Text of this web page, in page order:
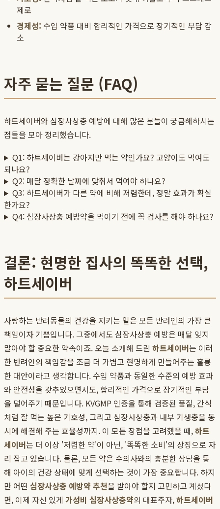
제로
경제성: 수입 약품 대비 합리적인 가격으로 장기적인 부담 감
소
자주 묻는 질문 (FAQ)
하트세이버와 심장사상충 예방에 대해 많은 분들이 궁금해하시는
점들을 모아 정리했습니다.
Q1: 하트세이버는 강아지만 먹는 약인가요? 고양이도 먹여도
되나요?
Q2: 매달 정확한 날짜에 맞춰서 먹여야 하나요?
Q3: 하트세이버가 다른 약에 비해 저렴한데, 정말 효과가 확실
한가요?
Q4: 심장사상충 예방약을 먹이기 전에 꼭 검사를 해야 하나요?
결론: 현명한 집사의 똑똑한 선택,
하트세이버
사랑하는 반려동물의 건강을 지키는 일은 모든 반려인의 가장 큰
책임이자 기쁨입니다. 그중에서도 심장사상충 예방은 매달 잊지
말아야 할 중요한 약속이죠. 오늘 소개해 드린 하트세이버는 이러
한 반려인의 책임감을 조금 더 가볍고 현명하게 만들어주는 훌륭
한 대안이라고 생각합니다. 수입 약품과 동일한 수준의 예방 효과
와 안전성을 갖추었으면서도, 합리적인 가격으로 장기적인 부담
을 덜어주기 때문입니다. KVGMP 인증을 통해 검증된 품질, 간식
처럼 잘 먹는 높은 기호성, 그리고 심장사상충과 내부 기생충을 동
시에 해결해 주는 효율성까지. 이 모든 장점을 고려했을 때,하트
세이버는 더 이상 '저렴한 약'이 아닌, '똑똑한 소비'의 상징으로 자
리 잡고 있습니다. 물론, 모든 약은 수의사와의 충분한 상담을 통
해 아이의 건강 상태에 맞게 선택하는 것이 가장 중요합니다. 하지
만 어떤 심장사상충 예방약 추천을 받아야 할지 고민하고 계셨다
면, 이제 자신 있게 가성비 심장사상충약의 대표주자,하트세이버